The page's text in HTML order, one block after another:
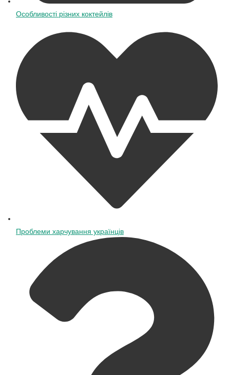
Особливості різних коктейлів
Проблеми харчування українців